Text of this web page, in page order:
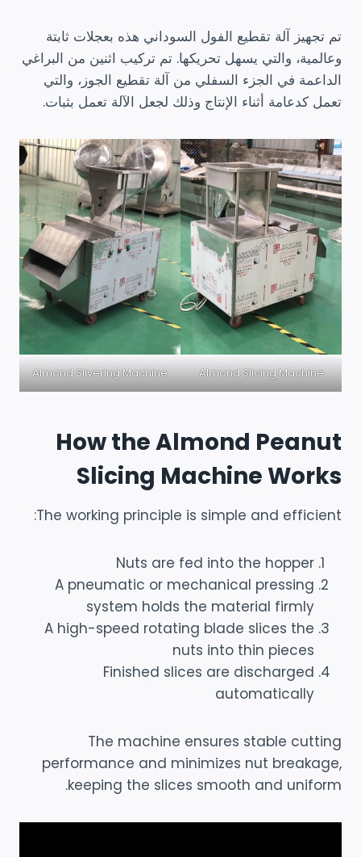
تم تجهيز آلة تقطيع الفول السوداني هذه بعجلات ثابتة
وعالمية، والتي يسهل تحريكها. تم تركيب اثنين من البراغي
الداعمة في الجزء السفلي من آلة تقطيع الجوز، والتي
تعمل كدعامة أثناء الإنتاج وذلك لجعل الآلة تعمل بثبات.
Almond Slicing Machine
Almond Slivering Machine
How the Almond Peanut
Slicing Machine Works
The working principle is simple and efficient:
Nuts are fed into the hopper
A pneumatic or mechanical pressing
system holds the material firmly
A high-speed rotating blade slices the
nuts into thin pieces
Finished slices are discharged
automatically
The machine ensures stable cutting
performance and minimizes nut breakage,
keeping the slices smooth and uniform.